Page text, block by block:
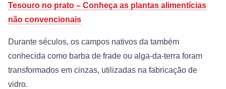
Tesouro no prato – Conheça as plantas alimentícias
não convencionais
Durante séculos, os campos nativos da também
conhecida como barba de frade ou alga-da-terra foram
transformados em cinzas, utilizadas na fabricação de
vidro.